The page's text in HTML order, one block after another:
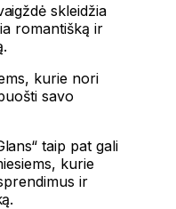
skleidžia
romantišką ir
kurie nori
savo
taip pat gali
kurie
ir